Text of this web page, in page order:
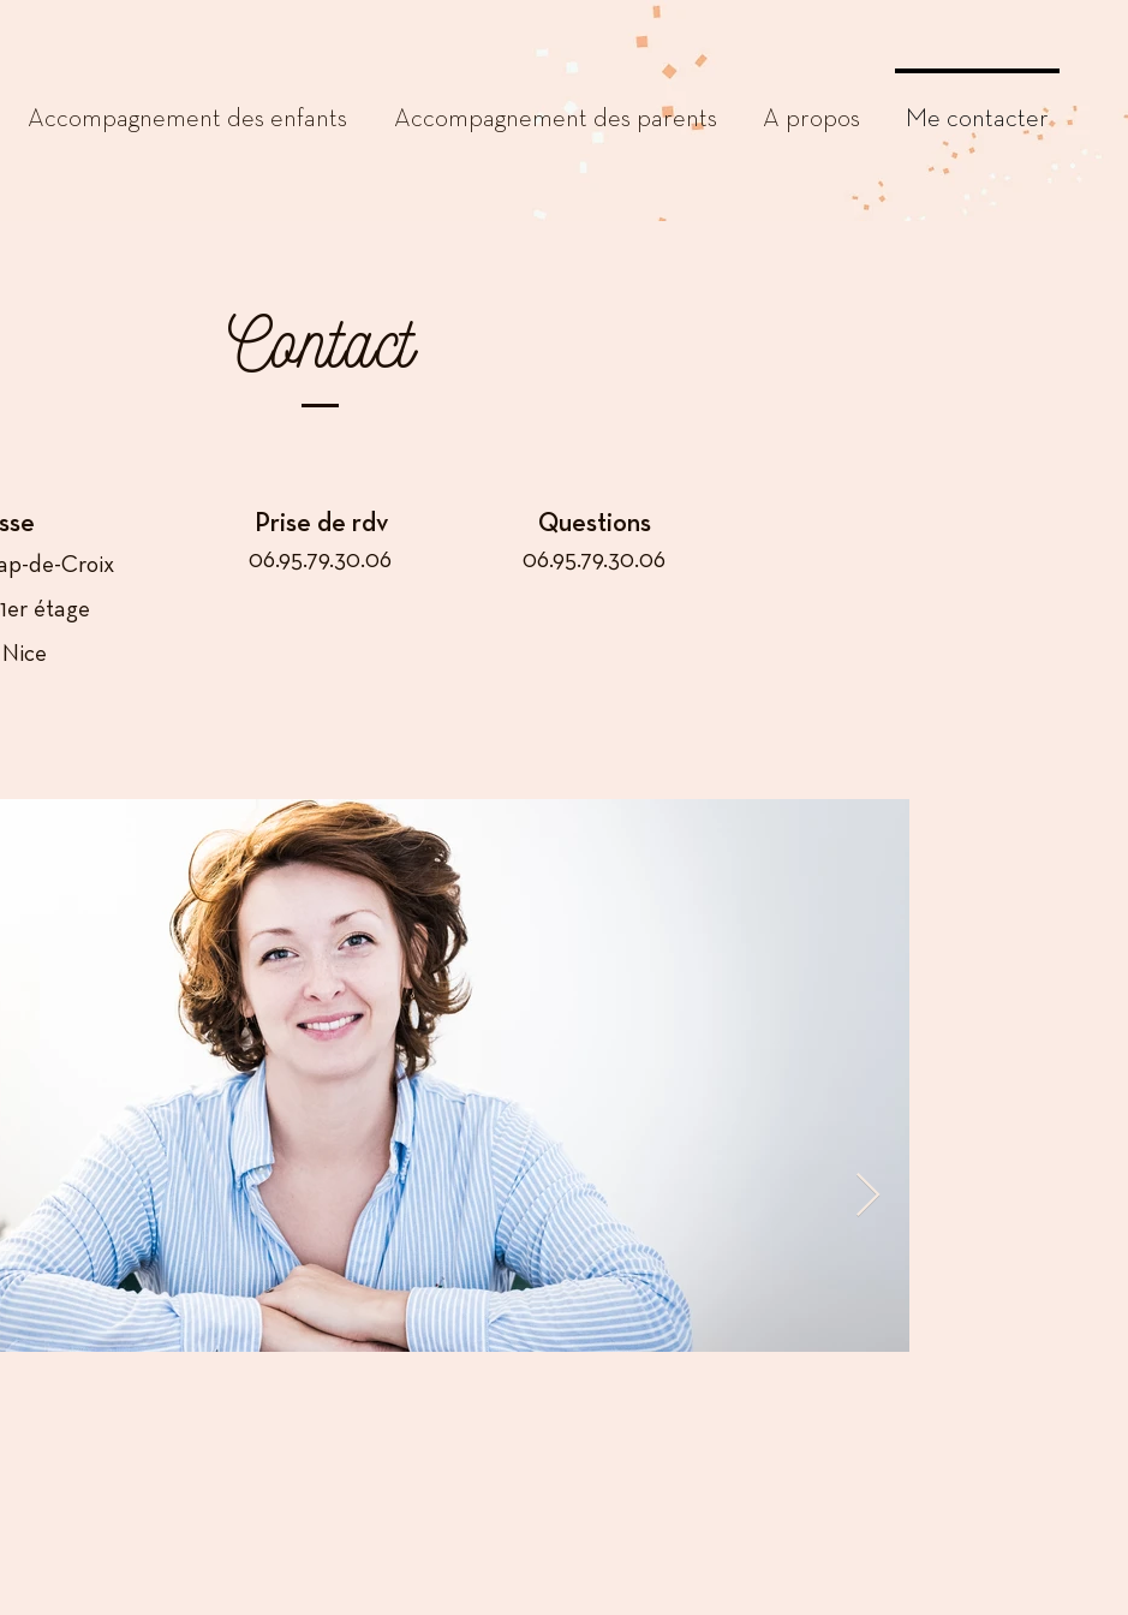
Accompagnement des enfants Accompagnement des parents A propos Me contacter
Contact
Questions
Prise de rdv
de-Croix
étage
06.95.79.30.06 06.95.79.30.06